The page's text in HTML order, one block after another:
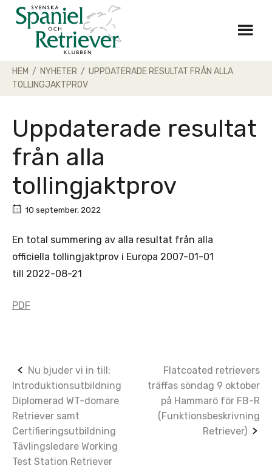
Skip
HEM / NYHETER / UPPDATERADE RESULTAT FRÅN ALLA
TOLLINGJAKTPROV
Uppdaterade resultat
från alla
tollingjaktprov
10 september, 2022
En total summering av alla resultat från alla
officiella tollingjaktprov i Europa 2007-01-01
till 2022-08-21
PDF
Post
navigation
Nu bjuder vi in till:
Introduktionsutbildning
Diplomerad WT-domare
Retriever samt
Certifieringsutbildning
Tävlingsledare Working
Test Station Retriever
Flatcoated retrievers
träffas söndag 9 oktober
på Hammarö för FB-R
(Funktionsbeskrivning
Retriever)